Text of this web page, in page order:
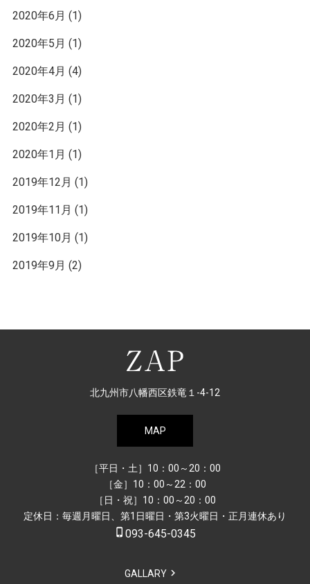
2020年6月 (1)
2020年5月 (1)
2020年4月 (4)
2020年3月 (1)
2020年2月 (1)
2020年1月 (1)
2019年12月 (1)
2019年11月 (1)
2019年10月 (1)
2019年9月 (2)
北九州市八幡西区鉄竜１-4-12
MAP
［平日・土］10：00～20：00
［金］10：00～22：00
［日・祝］10：00～20：00
定休日：毎週月曜日、第1日曜日・第3火曜日・正月連休あり
phone_iphone 093-645-0345
GALLARY